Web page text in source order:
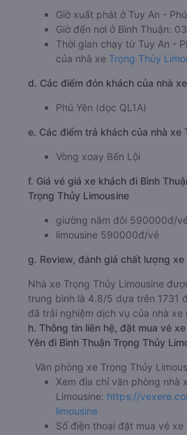
c. Lộ trình, giờ khởi hành và giờ
Trọng Thủy Limousine
Giờ xuất phát ở Tuy An - Phú
Giờ đến nơi ở Bình Thuận:
của nhà xeTrọng Thủy
d. Các điểm đón khách của nhà xe
Phú Yên (dọc QL1A)
Vòng xoay Bến Lội
f. Giá vé giá xe khách đi Bình
Trọng Thủy Limousine